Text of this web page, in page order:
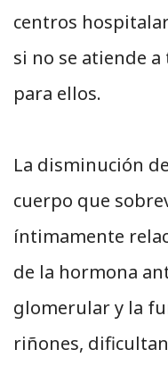
centros
si no se atiende
para ellos.
La disminución
cuerpo que
íntimamente
de la hormona
glomerular y la
riñones,